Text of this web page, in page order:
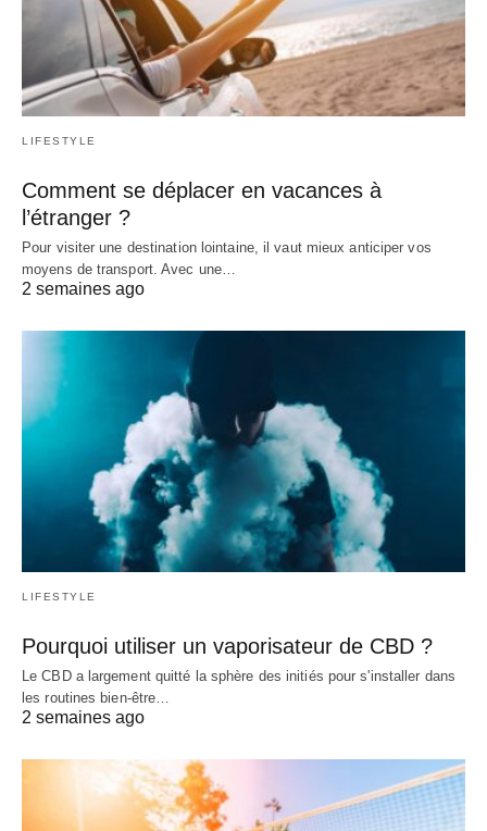
LIFESTYLE
Comment se déplacer en vacances à
l’étranger ?
Pour visiter une destination lointaine, il vaut mieux anticiper vos
moyens de transport. Avec une…
2 semaines ago
LIFESTYLE
Pourquoi utiliser un vaporisateur de CBD ?
Le CBD a largement quitté la sphère des initiés pour s'installer dans
les routines bien-être…
2 semaines ago